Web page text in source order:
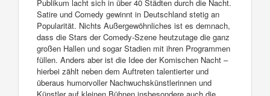
Publikum lacht sich in über 40 Städten durch die Nacht.
Satire und Comedy gewinnt in Deutschland stetig an
Popularität. Nichts Außergewöhnliches ist es demnach,
dass die Stars der Comedy-Szene heutzutage die ganz
großen Hallen und sogar Stadien mit ihren Programmen
füllen. Anders aber ist die Idee der Komischen Nacht –
hierbei zählt neben dem Auftreten talentierter und
überaus humorvoller Nachwuchskünstlerinnen und
Künstler auf kleinen Bühnen insbesondere auch die